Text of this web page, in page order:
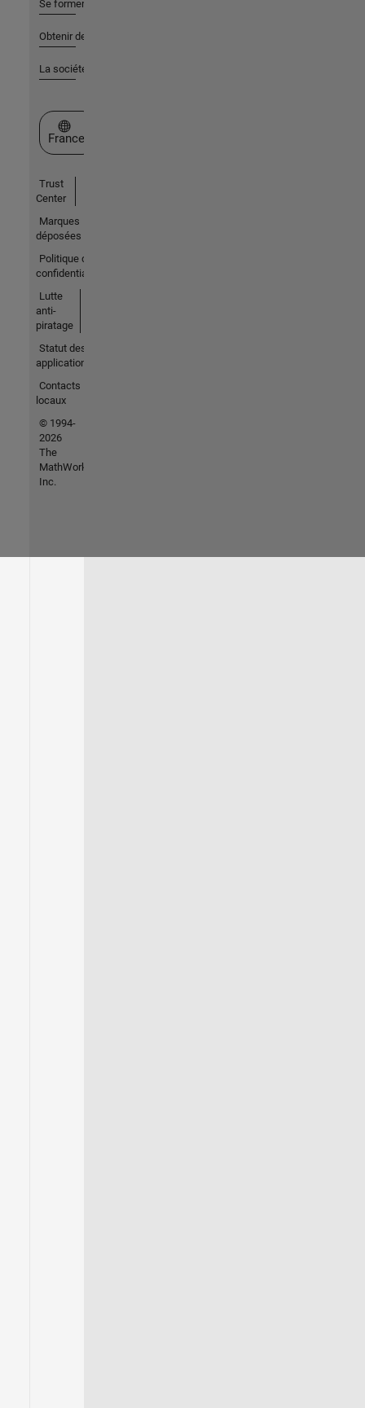
Se former
Obtenir de l'aide
La société
Sélectionner un site web
France
Trust
Center
Marques
déposées
Politique de
confidentialité
Lutte
anti-
piratage
Statut des
applications
Contacts
locaux
© 1994-
2026
The
MathWorks,
Inc.